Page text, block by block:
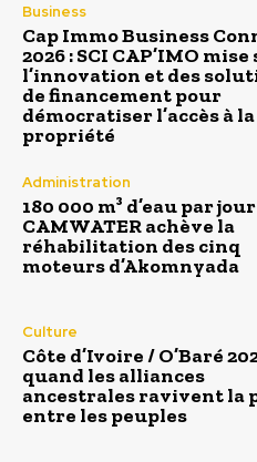
Business
Cap Immo Business
2026 : SCI CAP’IMO
l’innovation et des
de financement pour
démocratiser l’accès à la
propriété
Administration
180 000 m³ d’eau par
CAMWATER achève la
réhabilitation des cinq
moteurs d’Akomnyada
Culture
Côte d’Ivoire / O’Baré
quand les alliances
ancestrales ravivent la
entre les peuples